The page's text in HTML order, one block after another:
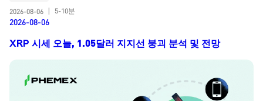
2026-08-06
5-10분
2026-08-06
XRP 시세 오늘, 1.05달러 지지선 붕괴 분석 및 전망